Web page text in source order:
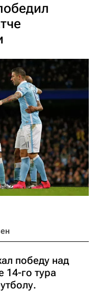
победу над
14-го тура